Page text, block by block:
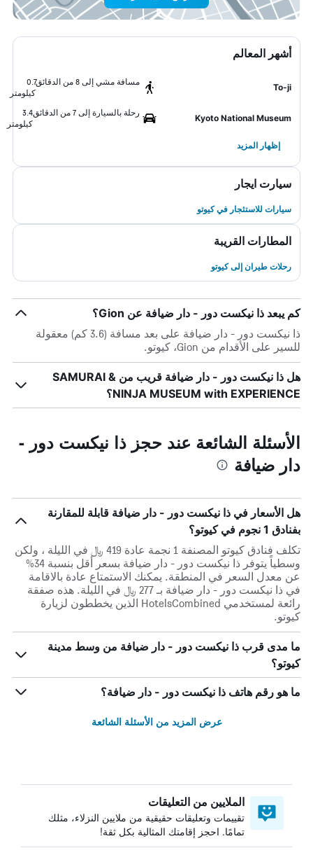
أشهر المعالم
To-ji
مسافة مشي إلى 8 من الدقائق
0.7
كيلومتر
Kyoto National Museum
رحلة بالسيارة إلى 7 من الدقائق
3.4
كيلومتر
إظهار المزيد
سيارت ايجار
سيارات للاستئجار في كيوتو
المطارات القريبة
رحلات طيران إلى كيوتو
كم يبعد ذا نيكست دور - دار ضيافة عن Gion؟
ذا نيكست دور - دار ضيافة على بعد مسافة (3.6 كم) معقولة
للسير على الأقدام من Gion، كيوتو.
هل ذا نيكست دور - دار ضيافة قريب من SAMURAI &
NINJA MUSEUM with EXPERIENCE؟
الأسئلة الشائعة عند حجز ذا نيكست دور -
دار ضيافة
هل الأسعار في ذا نيكست دور - دار ضيافة قابلة للمقارنة
بفنادق 1 نجوم في كيوتو؟
تكلف فنادق كيوتو المصنفة 1 نجمة عادة 419 ﷼ في الليلة ، ولكن
وسطياً يتوفر ذا نيكست دور - دار ضيافة بسعر أقل بنسبة 34%
عن معدل السعر في المنطقة. يمكنك الاستمتاع عادة بالاقامة
في ذا نيكست دور - دار ضيافة بـ 277 ﷼ في الليلة. هذه صفقة
رائعة لمستخدمي HotelsCombined الذين يخططون لزيارة
كيوتو.
ما مدى قرب ذا نيكست دور - دار ضيافة من وسط مدينة
كيوتو؟
ما هو رقم هاتف ذا نيكست دور - دار ضيافة؟
عرض المزيد من الأسئلة الشائعة
الملايين من التعليقات
تقييمات وتعليقات حقيقية من ملايين النزلاء، مثلك
تمامًا. احجز إقامتك المثالية بكل ثقة!